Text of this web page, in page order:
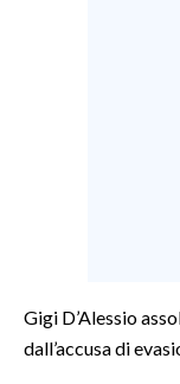
SPETTACOLI
Gigi D’Alessio
dall’accusa di